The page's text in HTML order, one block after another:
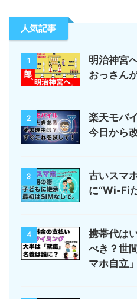
人気記事
1
明治神宮
おっさん
2
楽天モバ
今日から
3
古いスマ
に“Wi-Fi
4
携帯代は
べき？世
マホ自立」